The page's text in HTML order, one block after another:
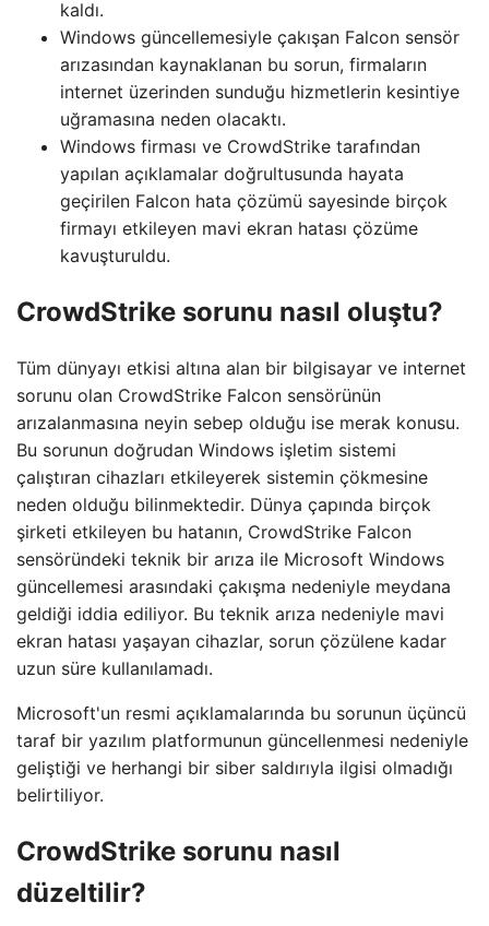
kaldı.
Windows güncellemesiyle çakışan Falcon sensör
arızasından kaynaklanan bu sorun, firmaların
internet üzerinden sunduğu hizmetlerin kesintiye
uğramasına neden olacaktı.
Windows firması ve CrowdStrike tarafından
yapılan açıklamalar doğrultusunda hayata
geçirilen Falcon hata çözümü sayesinde birçok
firmayı etkileyen mavi ekran hatası çözüme
kavuşturuldu.
CrowdStrike sorunu nasıl oluştu?
Tüm dünyayı etkisi altına alan bir bilgisayar ve internet
sorunu olan CrowdStrike Falcon sensörünün
arızalanmasına neyin sebep olduğu ise merak konusu.
Bu sorunun doğrudan Windows işletim sistemi
çalıştıran cihazları etkileyerek sistemin çökmesine
neden olduğu bilinmektedir. Dünya çapında birçok
şirketi etkileyen bu hatanın, CrowdStrike Falcon
sensöründeki teknik bir arıza ile Microsoft Windows
güncellemesi arasındaki çakışma nedeniyle meydana
geldiği iddia ediliyor. Bu teknik arıza nedeniyle mavi
ekran hatası yaşayan cihazlar, sorun çözülene kadar
uzun süre kullanılamadı.
Microsoft'un resmi açıklamalarında bu sorunun üçüncü
taraf bir yazılım platformunun güncellenmesi nedeniyle
geliştiği ve herhangi bir siber saldırıyla ilgisi olmadığı
belirtiliyor.
CrowdStrike sorunu nasıl
düzeltilir?